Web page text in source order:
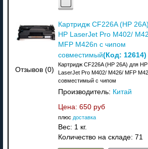
Отзывов (0)
Картридж CF226A (HP
HP LaserJet Pro M402/
MFP M426n с чипом
совместимый(Код: 12614)
Картридж CF226A (HP 26A) для HP
LaserJet Pro M402/ M426/ MFP
совместимый с чипом
Производитель: Китай
Цена: 650 руб
плюс доставка
Вес: 1 кг.
Количество на складе: 71